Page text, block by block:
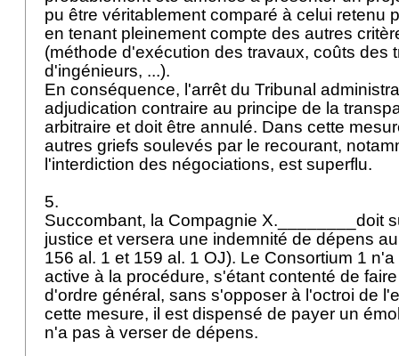
pu être véritablement comparé à celui retenu
en tenant pleinement compte des autres
(méthode d'exécution des travaux, coûts des
d'ingénieurs, ...).
En conséquence, l'arrêt du Tribunal
adjudication contraire au principe de la
arbitraire et doit être annulé. Dans cette
autres griefs soulevés par le recourant,
l'interdiction des négociations, est superflu.
5.
Succombant, la Compagnie X.________doit
justice et versera une indemnité de dépens
156 al. 1 et 159 al. 1 OJ). Le Consortium 1
active à la procédure, s'étant contenté de
d'ordre général, sans s'opposer à l'octroi de
cette mesure, il est dispensé de payer un
n'a pas à verser de dépens.